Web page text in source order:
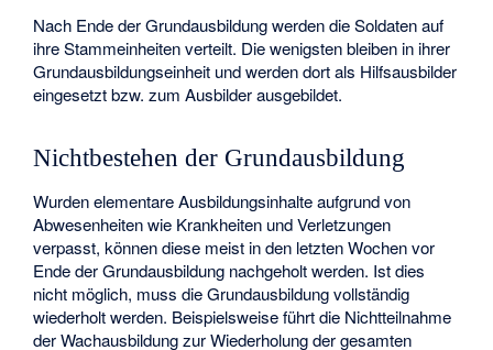
Nach Ende der Grundausbildung werden die Soldaten auf
ihre Stammeinheiten verteilt. Die wenigsten bleiben in ihrer
Grundausbildungseinheit und werden dort als Hilfsausbilder
eingesetzt bzw. zum Ausbilder ausgebildet.
Nichtbestehen der Grundausbildung
Wurden elementare Ausbildungsinhalte aufgrund von
Abwesenheiten wie Krankheiten und Verletzungen
verpasst, können diese meist in den letzten Wochen vor
Ende der Grundausbildung nachgeholt werden. Ist dies
nicht möglich, muss die Grundausbildung vollständig
wiederholt werden. Beispielsweise führt die Nichtteilnahme
der Wachausbildung zur Wiederholung der gesamten